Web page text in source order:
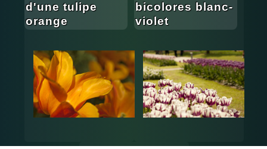
d'une tulipe
orange
bicolores blanc-
violet